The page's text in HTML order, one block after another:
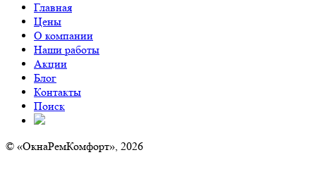
Главная
Цены
О компании
Наши работы
Акции
Блог
Контакты
Поиск
© «ОкнаРемКомфорт», 2026